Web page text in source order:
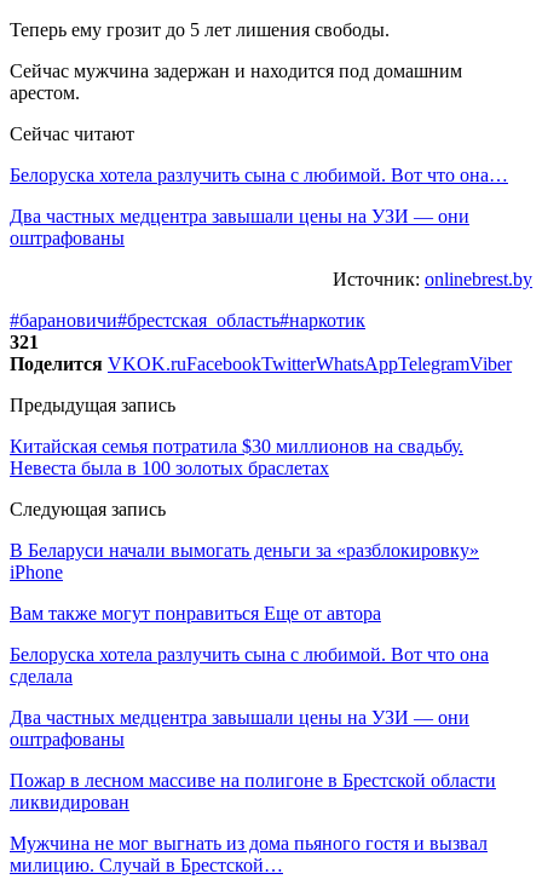
Теперь ему грозит до 5 лет лишения свободы.
Сейчас мужчина задержан и находится под домашним
арестом.
Сейчас читают
Белоруска хотела разлучить сына с любимой. Вот что она…
Два частных медцентра завышали цены на УЗИ — они
оштрафованы
Источник: onlinebrest.by
#барановичи#брестская_область#наркотик
321
Поделится VKOK.ruFacebookTwitterWhatsAppTelegramViber
Предыдущая запись
Китайская семья потратила $30 миллионов на свадьбу.
Невеста была в 100 золотых браслетах
Следующая запись
В Беларуси начали вымогать деньги за «разблокировку»
iPhone
Вам также могут понравиться Еще от автора
Белоруска хотела разлучить сына с любимой. Вот что она
сделала
Два частных медцентра завышали цены на УЗИ — они
оштрафованы
Пожар в лесном массиве на полигоне в Брестской области
ликвидирован
Мужчина не мог выгнать из дома пьяного гостя и вызвал
милицию. Случай в Брестской…